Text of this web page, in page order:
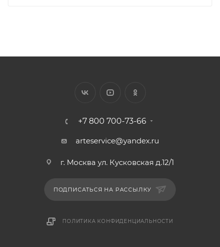
+7 800 700-73-66
arteservice@yandex.ru
г. Москва ул. Кусковская д.12/1
ПОДПИСАТЬСЯ НА РАССЫЛКУ
ПОЛИТИКА КОНФИДЕНЦИАЛЬНОСТИ